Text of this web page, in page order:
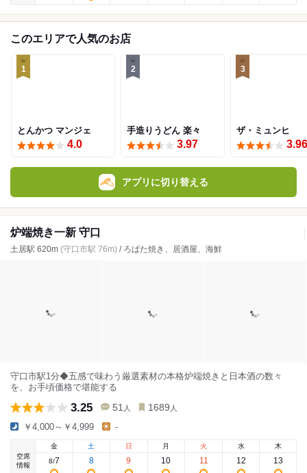
このエリアで人気のお店
1
とんかつ マンジェ
4.0
2
手造りうどん 楽々
3.97
3
ザ・ミュンヒ
3.96
アプリに切り替える
炉端焼き一新 守口
土居駅 620m (守口市駅 76m) / ろばた焼き、居酒屋、海鮮
守口市駅1分◆五感で味わう厳選素材の本格炉端焼きと日本酒の数々
を、お手頃価格で堪能する
3.25 51 人 1689 人
￥4,000～￥4,999 -
空席
情報
金
8/7
土
8
日
9
月
10
火
11
水
12
木
13